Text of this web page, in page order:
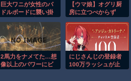
巨大ワニが女性のパ
ドルボードに襲い掛
【ウマ娘】オグリ厨
房に立つべからず
2馬力をナメてた…想
像以上のパワーにビ
にじさんじの登録者
100万ラッシュが止